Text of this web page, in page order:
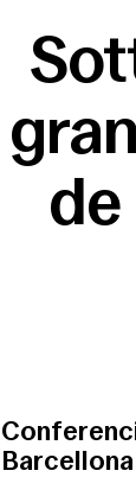
de
Barcellona